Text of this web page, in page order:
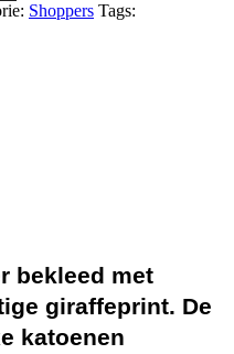
Shoppers Tags:
bekleed met
giraffeprint. De
katoenen